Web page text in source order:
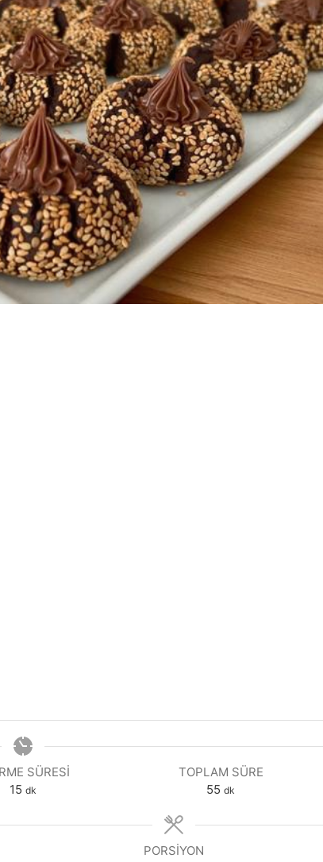
SÜRESI
15dakika
dk
TOPLAM SÜRE
55 dakika
dk
PORSIYON